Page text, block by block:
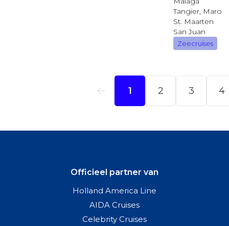
Officieel partner van
Holland America Line
AIDA Cruises
Celebrity Cruises